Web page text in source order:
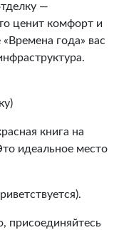
—
ценит комфорт и
года» вас
книга на
идеальное место
присоединяйтесь